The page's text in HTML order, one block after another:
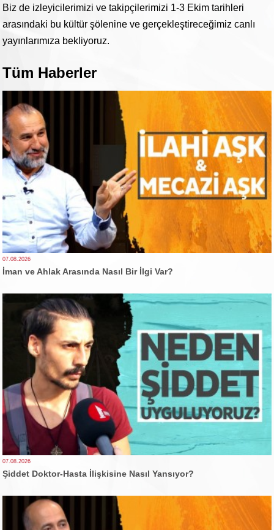
Biz de izleyicilerimizi ve takipçilerimizi 1-3 Ekim tarihleri
arasındaki bu kültür şölenine ve gerçekleştireceğimiz canlı
yayınlarımıza bekliyoruz.
Tüm Haberler
07.08.2026
İman ve Ahlak Arasında Nasıl Bir İlgi Var?
07.08.2026
Şiddet Doktor-Hasta İlişkisine Nasıl Yansıyor?